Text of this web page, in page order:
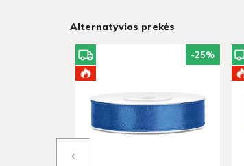
Alternatyvios prekės
-25%
‹